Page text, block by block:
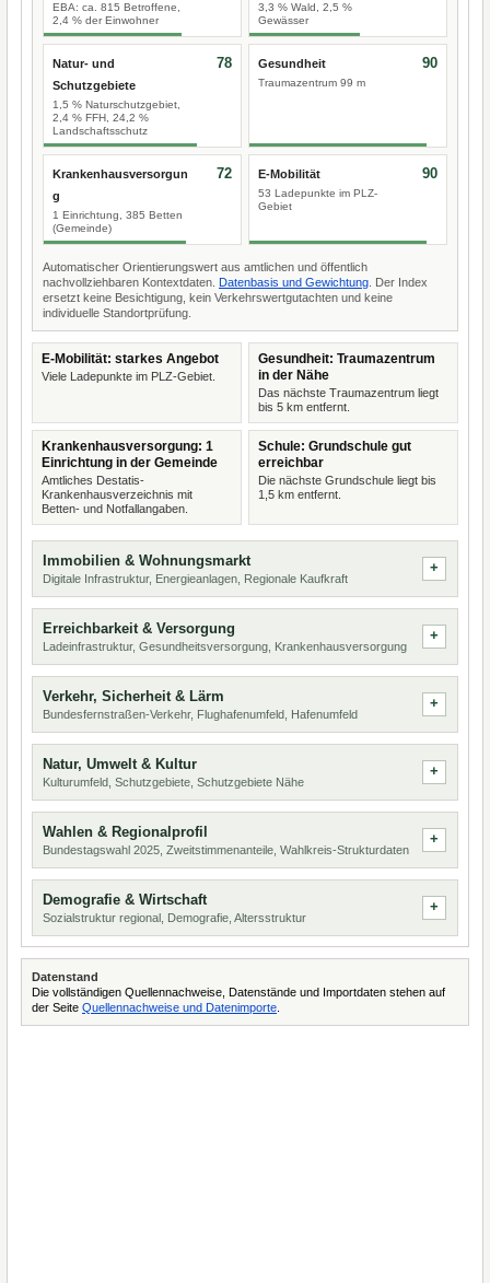
EBA: ca. 815 Betroffene,
2,4 % der Einwohner
3,3 % Wald, 2,5 %
Gewässer
Natur- und
Schutzgebiete
1,5 % Naturschutzgebiet,
2,4 % FFH, 24,2 %
Landschaftsschutz
78 Gesundheit
Traumazentrum 99 m
90
Krankenhausversorgun
g
1 Einrichtung, 385 Betten
(Gemeinde)
72 E-Mobilität
53 Ladepunkte im PLZ-
Gebiet
90
Automatischer Orientierungswert aus amtlichen und öffentlich
nachvollziehbaren Kontextdaten. Datenbasis und Gewichtung . Der Index
ersetzt keine Besichtigung, kein Verkehrswertgutachten und keine
individuelle Standortprüfung.
E-Mobilität: starkes Angebot
Viele Ladepunkte im PLZ-Gebiet.
Gesundheit: Traumazentrum
in der Nähe
Das nächste Traumazentrum liegt
bis 5 km entfernt.
Krankenhausversorgung: 1
Einrichtung in der Gemeinde
Amtliches Destatis-
Krankenhausverzeichnis mit
Betten- und Notfallangaben.
Schule: Grundschule gut
erreichbar
Die nächste Grundschule liegt bis
1,5 km entfernt.
Immobilien & Wohnungsmarkt
Digitale Infrastruktur, Energieanlagen, Regionale Kaufkraft
Erreichbarkeit & Versorgung
Ladeinfrastruktur, Gesundheitsversorgung, Krankenhausversorgung
Verkehr, Sicherheit & Lärm
Bundesfernstraßen-Verkehr, Flughafenumfeld, Hafenumfeld
Natur, Umwelt & Kultur
Kulturumfeld, Schutzgebiete, Schutzgebiete Nähe
Wahlen & Regionalprofil
Bundestagswahl 2025, Zweitstimmenanteile, Wahlkreis-Strukturdaten
Demografie & Wirtschaft
Sozialstruktur regional, Demografie, Altersstruktur
Datenstand
Die vollständigen Quellennachweise, Datenstände und Importdaten stehen auf
der Seite Quellennachweise und Datenimporte